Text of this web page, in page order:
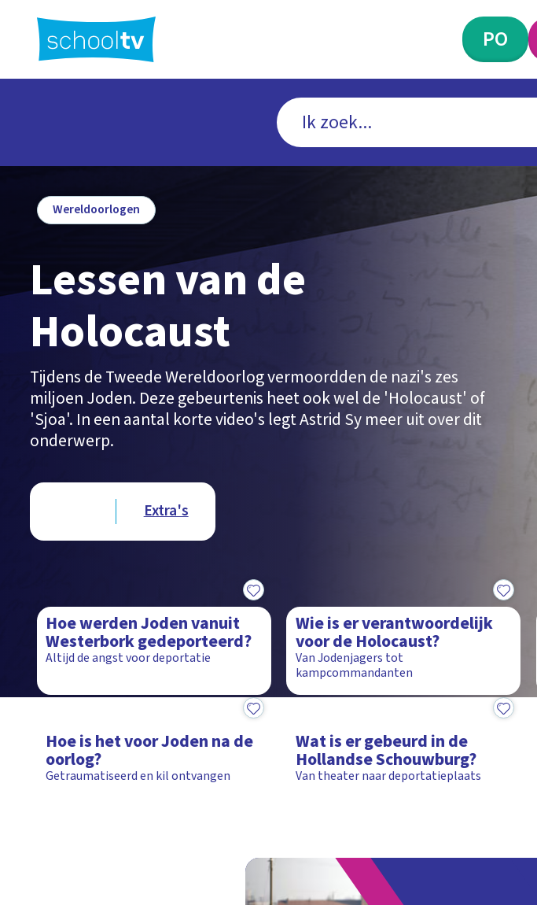
hoofdinhoud
PO
Wereldoorlogen
Lessen van de
Holocaust
Tijdens de Tweede Wereldoorlog vermoordden de nazi's zes
miljoen Joden. Deze gebeurtenis heet ook wel de 'Holocaust' of
'Sjoa'. In een aantal korte video's legt Astrid Sy meer uit over dit
onderwerp.
Type videos
Extra's
Hoe werden Joden vanuit
Westerbork gedeporteerd?
Altijd de angst voor deportatie
Wie is er verantwoordelijk
voor de Holocaust?
Van Jodenjagers tot
kampcommandanten
Hoe is het voor Joden na de
oorlog?
Getraumatiseerd en kil ontvangen
Wat is er gebeurd in de
Hollandse Schouwburg?
Van theater naar deportatieplaats